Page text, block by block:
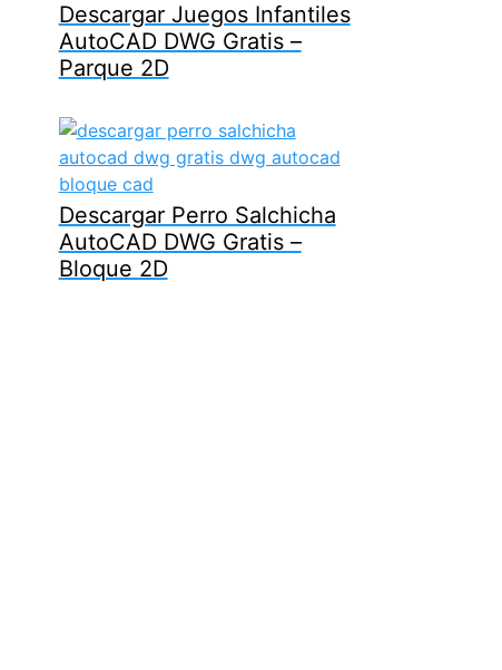
Descargar Juegos Infantiles
AutoCAD DWG Gratis –
Parque 2D
Descargar Perro Salchicha
AutoCAD DWG Gratis –
Bloque 2D